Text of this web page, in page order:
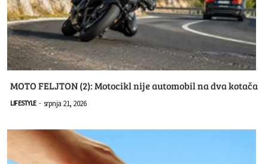
MOTO FELJTON (2): Motocikl nije automobil na dva kotača
LIFESTYLE - srpnja 21, 2026